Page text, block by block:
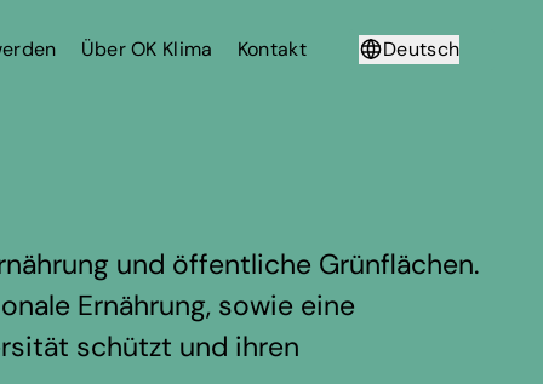
Über OK Klima Kontakt
Deutsch
und öffentliche Grünflächen.
Ernährung, sowie eine
schützt und ihren